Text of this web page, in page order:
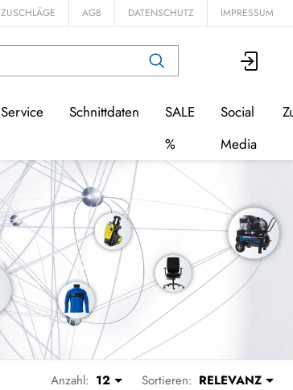
ZUSCHLÄGE AGB DATENSCHUTZ IMPRESSUM
Service Schnittdaten
SALE
%
Social
Media
Anzahl: 12 Sortieren: RELEVANZ